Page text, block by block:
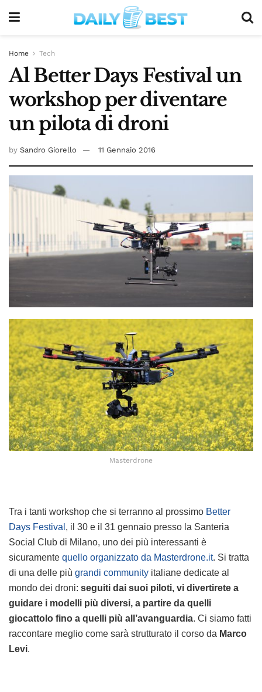
Home Tech
Al Better Days Festival un
workshop per diventare
un pilota di droni
by Sandro Giorello 11 Gennaio 2016
Masterdrone
Tra i tanti workshop che si terranno al prossimo Better
Days Festival , il 30 e il 31 gennaio presso la Santeria
Social Club di Milano, uno dei più interessanti è
sicuramente quello organizzato da Masterdrone.it. Si tratta
di una delle più grandi community italiane dedicate al
mondo dei droni: seguiti dai suoi piloti, vi divertirete a
guidare i modelli più diversi, a partire da quelli
giocattolo fino a quelli più all’avanguardia. Ci siamo fatti
raccontare meglio come sarà strutturato il corso da Marco
Levi.